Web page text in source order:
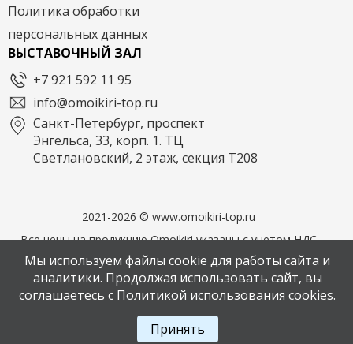
Политика обработки
персональных данных
ВЫСТАВОЧНЫЙ ЗАЛ
+7 921 592 11 95
info@omoikiri-top.ru
Санкт-Петербург, проспект
Энгельса, 33, корп. 1. ТЦ
Светлановский, 2 этаж, секция Т208
2021-2026 © www.omoikiri-top.ru
Все цены на продукцию Omoikiri указаны с учетом НДС
22%. Официальный дилер Omoikiri в СПБ. Фирменный
магазин OMOIKIRI
Написать в мессенджер MAX
Мы используем файлы cookie для работы сайта и
аналитики. Продолжая использовать сайт, вы
соглашаетесь с Политикой использования cookies.
Принять